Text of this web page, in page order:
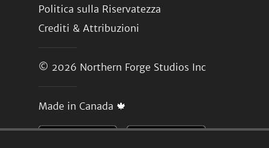
Politica sulla Riservatezza
Crediti & Attribuzioni
© 2026 Northern Forge Studios Inc
Made in Canada 🍁